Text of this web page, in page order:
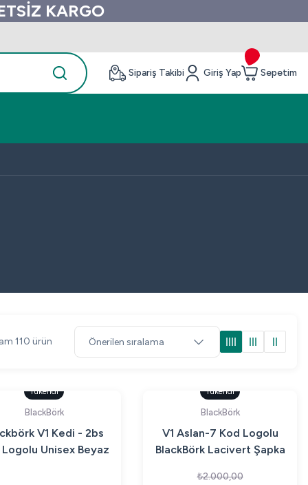
KARGO
Sipariş Takibi Giriş Yap Sepetim
110 ürün
Tükendi
BlackBörk
V1 Kedi - 2bs
Unisex Beyaz
Tükendi
BlackBörk
V1 Aslan-7 Kod Logolu
BlackBörk Lacivert Şapka
₺2.000,00